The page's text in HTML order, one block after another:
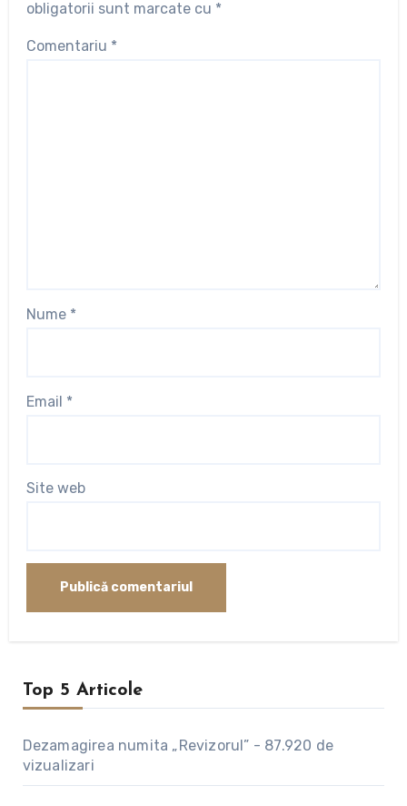
obligatorii sunt marcate cu *
Comentariu *
Nume *
Email *
Site web
Top 5 Articole
Dezamagirea numita „Revizorul” - 87.920 de
vizualizari